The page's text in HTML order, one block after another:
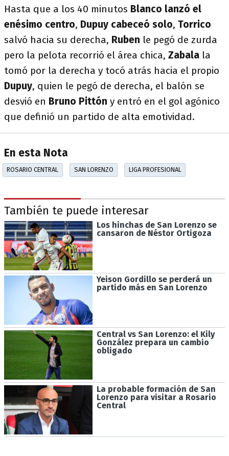
Hasta que a los 40 minutos Blanco lanzó el
enésimo centro, Dupuy cabeceó solo, Torrico
salvó hacia su derecha, Ruben le pegó de zurda
pero la pelota recorrió el área chica, Zabala la
tomó por la derecha y tocó atrás hacia el propio
Dupuy, quien le pegó de derecha, el balón se
desvió en Bruno Pittón y entró en el gol agónico
que definió un partido de alta emotividad.
En esta Nota
ROSARIO CENTRAL SAN LORENZO LIGA PROFESIONAL
También te puede interesar
Los hinchas de San Lorenzo se
cansaron de Néstor Ortigoza
Yeison Gordillo se perderá un
partido más en San Lorenzo
Central vs San Lorenzo: el Kily
González prepara un cambio
obligado
La probable formación de San
Lorenzo para visitar a Rosario
Central